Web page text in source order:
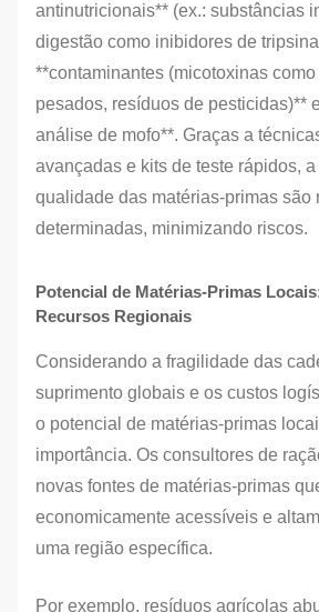
antinutricionais** (ex.: substâncias
digestão como inibidores de
**contaminantes (micotoxinas
pesados, resíduos de pesticidas)**
análise de mofo**. Graças a
avançadas e kits de teste rápidos,
qualidade das matérias-primas são
determinadas, minimizando riscos.
Potencial de Matérias-Primas
Recursos Regionais
Considerando a fragilidade das
suprimento globais e os custos
o potencial de matérias-primas
importância. Os consultores de
novas fontes de matérias-primas
economicamente acessíveis e
uma região específica.
Por exemplo, resíduos agrícolas